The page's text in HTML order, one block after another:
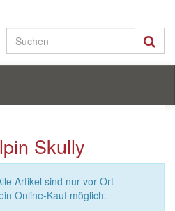
Skully
Artikel sind nur vor Ort
Online-Kauf möglich.